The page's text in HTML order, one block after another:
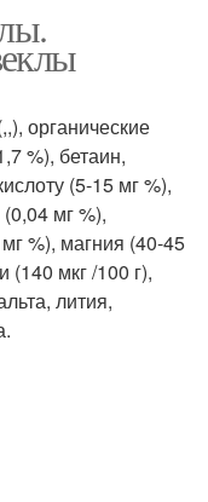
органические
%), бетаин,
(5-15 мг %),
мг %),
%), магния (40-45
(140 мкг /100 г),
лития,